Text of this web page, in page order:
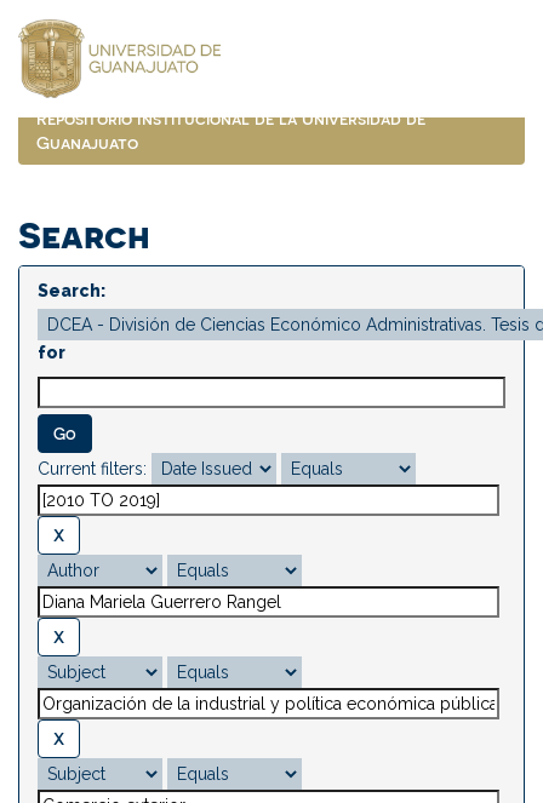
navigation
Repositorio Institucional de la Universidad de
Guanajuato
Search
Search:
for
Current filters: